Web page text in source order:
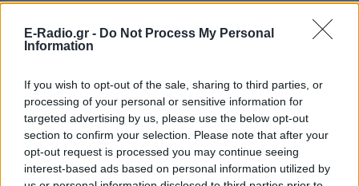
E-Radio.gr - Do Not Process My Personal
Information
If you wish to opt-out of the sale, sharing to third parties, or
processing of your personal or sensitive information for
targeted advertising by us, please use the below opt-out
section to confirm your selection. Please note that after your
opt-out request is processed you may continue seeing
interest-based ads based on personal information utilized by
ΔΕΙΤΕ ΕΠΙΣΗΣ
ΣΤΗΝ ΙΔΙΑ ΚΑΤΗΓΟΡΙΑ
Ουκρανία: Βίντεο σοκ με
19χρονο να οδηγείται με τη βία
για επιστράτευση ‑ Τι είναι το
«busification»
ΧΤΕΣ